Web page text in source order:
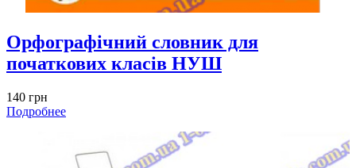
Орфографічний словник для
початкових класів НУШ
140 грн
Подробнее